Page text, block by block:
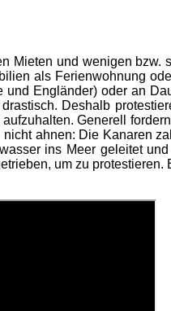
Mieten und wenigen
als Ferienwohnung
Engländer) oder an
Deshalb
Generell
ahnen: Die Kanaren
ins Meer geleitet
um zu